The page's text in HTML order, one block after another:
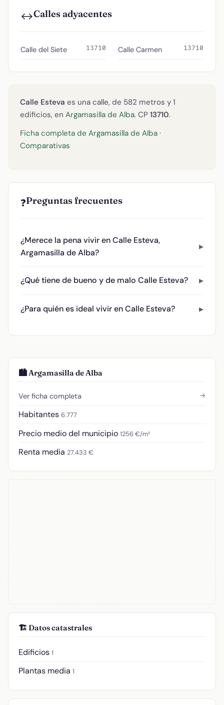
↔️Calles adyacentes
Calle del Siete 13710 Calle Carmen 13710
Calle Esteva es una calle, de 582 metros y 1
edificios, en Argamasilla de Alba. CP 13710.
Ficha completa de Argamasilla de Alba ·
Comparativas
❓Preguntas frecuentes
¿Merece la pena vivir en Calle Esteva,
Argamasilla de Alba?
¿Qué tiene de bueno y de malo Calle Esteva?
¿Para quién es ideal vivir en Calle Esteva?
🏙️ Argamasilla de Alba
Ver ficha completa →
Habitantes 6.777
Precio medio del municipio 1256 €/m²
Renta media 27.433 €
🏗️ Datos catastrales
Edificios 1
Plantas media 1